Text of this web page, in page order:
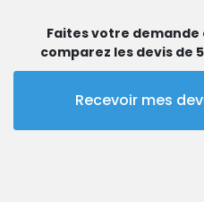
Faites votre demande
comparez les devis de
Recevoir mes